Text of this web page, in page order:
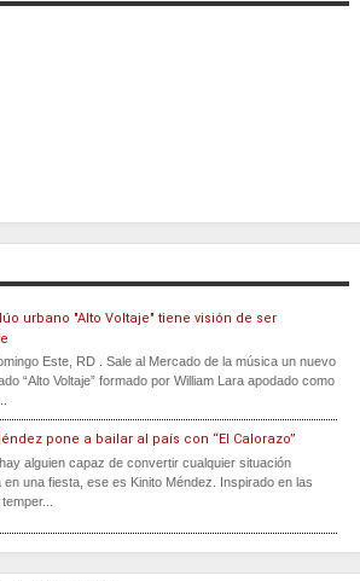
urbano "Alto Voltaje" tiene visión de ser
Este, RD . Sale al Mercado de la música un nuevo
“Alto Voltaje” formado por William Lara apodado como
pone a bailar al país con “El Calorazo”
alguien capaz de convertir cualquier situación
en una fiesta, ese es Kinito Méndez. Inspirado en las